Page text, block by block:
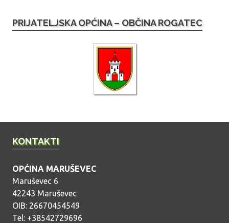
v
PRIJATELJSKA OPĆINA – OBČINA ROGATEC
KONTAKTI
OPĆINA MARUŠEVEC
Maruševec 6
42243 Maruševec
OIB: 26670454549
Tel: +38542729696